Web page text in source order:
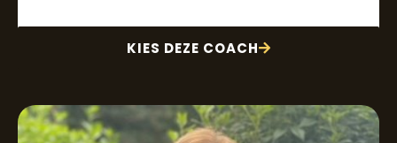
KIES DEZE COACH